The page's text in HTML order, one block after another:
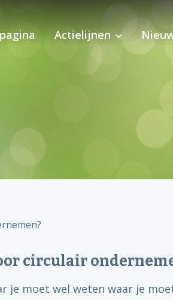
Actielijnen
circulair
je moet wel weten waar je